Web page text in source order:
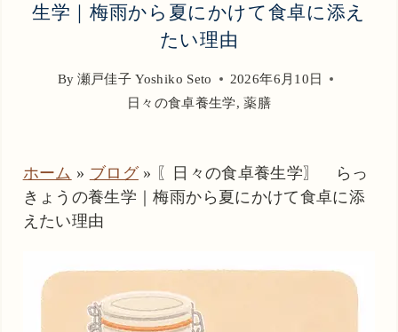
生学｜梅雨から夏にかけて食卓に添え
たい理由
By 瀬戸佳子 Yoshiko Seto
2026年6月10日
日々の食卓養生学,薬膳
ホーム » ブログ» 〖日々の食卓養生学〗 らっ
きょうの養生学｜梅雨から夏にかけて食卓に添
えたい理由